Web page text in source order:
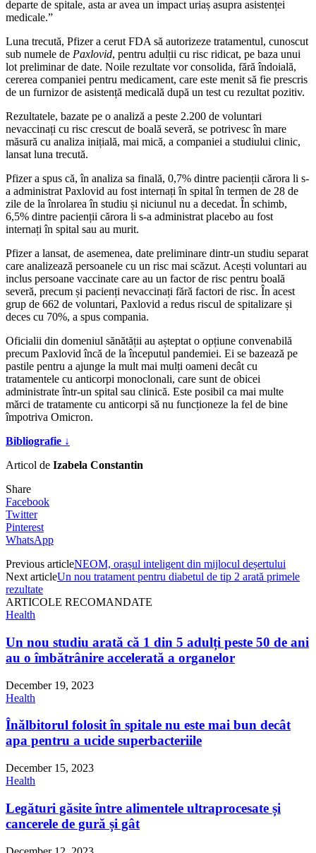
departe de spitale, asta ar avea un impact uriaș asupra asistenței
medicale.”
Luna trecută, Pfizer a cerut FDA să autorizeze tratamentul, cunoscut
sub numele de Paxlovid, pentru adulții cu risc ridicat, pe baza unui
lot preliminar de date. Noile rezultate vor consolida, fără îndoială,
cererea companiei pentru medicament, care este menit să fie prescris
de un furnizor de asistență medicală după un test cu rezultat pozitiv.
Rezultatele, bazate pe o analiză a peste 2.200 de voluntari
nevaccinați cu risc crescut de boală severă, se potrivesc în mare
măsură cu analiza inițială, mai mică, a companiei a studiului clinic,
lansat luna trecută.
Pfizer a spus că, în analiza sa finală, 0,7% dintre pacienții cărora li s-
a administrat Paxlovid au fost internați în spital în termen de 28 de
zile de la înrolarea în studiu și niciunul nu a decedat. În schimb,
6,5% dintre pacienții cărora li s-a administrat placebo au fost
internați în spital sau au murit.
Pfizer a lansat, de asemenea, date preliminare dintr-un studiu separat
care analizează persoanele cu un risc mai scăzut. Acești voluntari au
inclus persoane vaccinate care au un factor de risc pentru boală
severă, precum și pacienți nevaccinați fără factori de risc. În acest
grup de 662 de voluntari, Paxlovid a redus riscul de spitalizare și
deces cu 70%, a spus compania.
Oficialii din domeniul sănătății au așteptat o opțiune convenabilă
precum Paxlovid încă de la începutul pandemiei. Ei se bazează pe
pastile pentru a ajunge la mult mai mulți oameni decât cu
tratamentele cu anticorpi monoclonali, care sunt de obicei
administrate într-un spital sau clinică. Este posibil ca mai multe
mărci de tratamente cu anticorpi să nu funcționeze la fel de bine
împotriva Omicron.
Bibliografie ↓
Articol de Izabela Constantin
Share
Facebook
Twitter
Pinterest
WhatsApp
Previous articleNEOM, orașul inteligent din mijlocul deșertului
Next articleUn nou tratament pentru diabetul de tip 2 arată primele
rezultate
ARTICOLE RECOMANDATE
Health
Un nou studiu arată că 1 din 5 adulți peste 50 de ani
au o îmbătrânire accelerată a organelor
December 19, 2023
Health
Înălbitorul folosit în spitale nu este mai bun decât
apa pentru a ucide superbacteriile
December 15, 2023
Health
Legături găsite între alimentele ultraprocesate și
cancerele de gură și gât